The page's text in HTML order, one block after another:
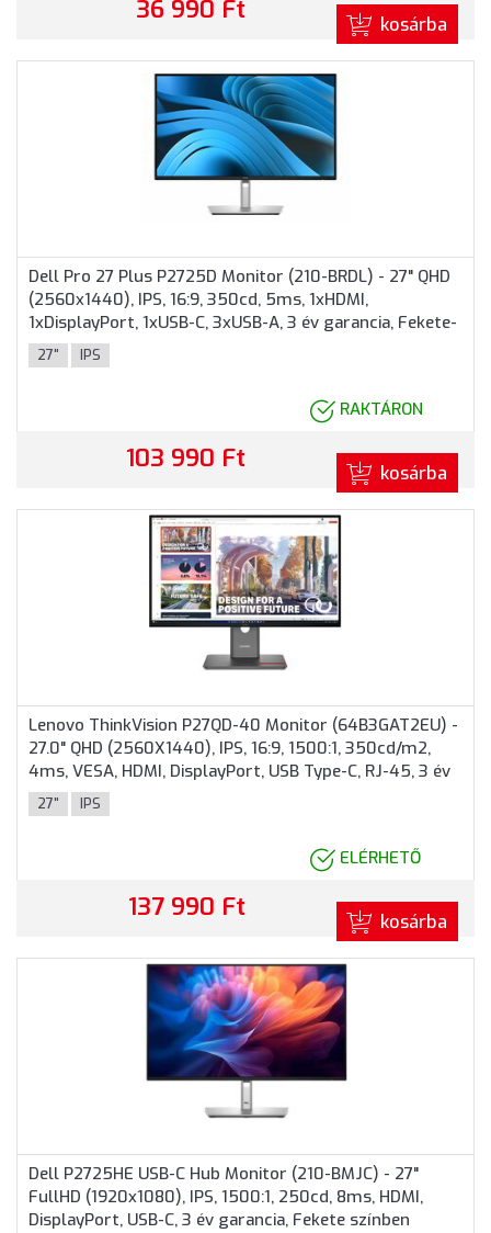
36 990 Ft kosárba
Dell Pro 27 Plus P2725D Monitor (210-BRDL) - 27" QHD
(2560x1440), IPS, 16:9, 350cd, 5ms, 1xHDMI,
1xDisplayPort, 1xUSB-C, 3xUSB-A, 3 év garancia, Fekete-
ezüst színben
27" IPS
RAKTÁRON
103 990 Ft kosárba
Lenovo ThinkVision P27QD-40 Monitor (64B3GAT2EU) -
27.0" QHD (2560X1440), IPS, 16:9, 1500:1, 350cd/m2,
4ms, VESA, HDMI, DisplayPort, USB Type-C, RJ-45, 3 év
garancia, Fekete színben
27" IPS
ELÉRHETŐ
137 990 Ft kosárba
Dell P2725HE USB-C Hub Monitor (210-BMJC) - 27"
FullHD (1920x1080), IPS, 1500:1, 250cd, 8ms, HDMI,
DisplayPort, USB-C, 3 év garancia, Fekete színben